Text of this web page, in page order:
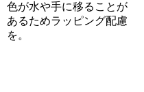
色が水や手に移ることが
あるためラッピング配慮
を。